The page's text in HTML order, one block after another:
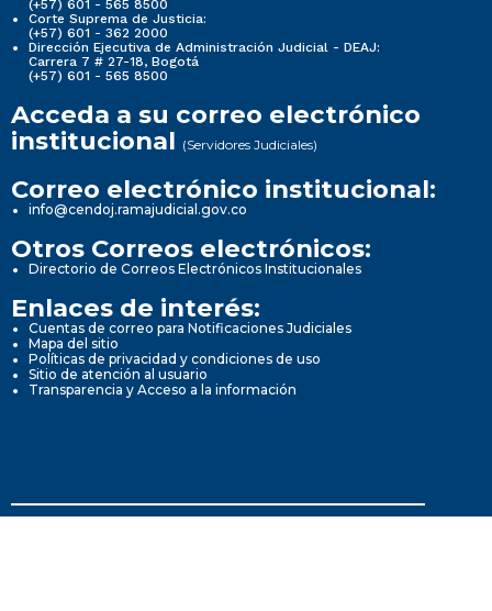
(+57) 601 - 565 8500
Corte Suprema de Justicia:
(+57) 601 - 362 2000
Dirección Ejecutiva de Administración Judicial - DEAJ:
Carrera 7 # 27-18, Bogotá
(+57) 601 - 565 8500
Acceda a su correo electrónico
institucional (Servidores Judiciales)
Correo electrónico institucional:
info@cendoj.ramajudicial.gov.co
Otros Correos electrónicos:
Directorio de Correos Electrónicos Institucionales
Enlaces de interés:
Cuentas de correo para Notificaciones Judiciales
Mapa del sitio
Políticas de privacidad y condiciones de uso
Sitio de atención al usuario
Transparencia y Acceso a la información